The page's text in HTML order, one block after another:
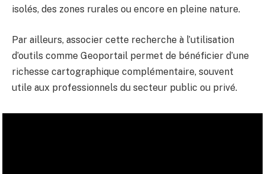
isolés, des zones rurales ou encore en pleine nature.
Par ailleurs, associer cette recherche à l’utilisation
d’outils comme Geoportail permet de bénéficier d’une
richesse cartographique complémentaire, souvent
utile aux professionnels du secteur public ou privé.